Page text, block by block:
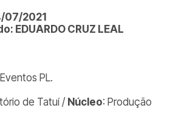
07/2021
EDUARDO CRUZ LEAL
PL.
de Tatuí / Núcleo: Produção